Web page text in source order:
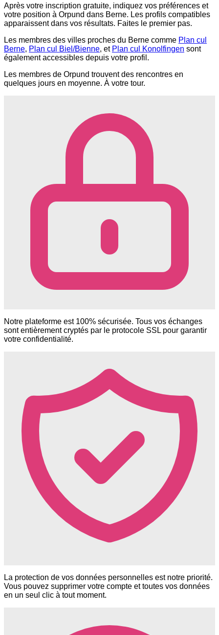
Après votre inscription gratuite, indiquez vos préférences et
votre position à Orpund dans Berne. Les profils compatibles
apparaissent dans vos résultats. Faites le premier pas.
Les membres des villes proches du Berne comme Plan cul
Berne, Plan cul Biel/Bienne, et Plan cul Konolfingen sont
également accessibles depuis votre profil.
Les membres de Orpund trouvent des rencontres en
quelques jours en moyenne. À votre tour.
Notre plateforme est 100% sécurisée. Tous vos échanges
sont entièrement cryptés par le protocole SSL pour garantir
votre confidentialité.
La protection de vos données personnelles est notre priorité.
Vous pouvez supprimer votre compte et toutes vos données
en un seul clic à tout moment.